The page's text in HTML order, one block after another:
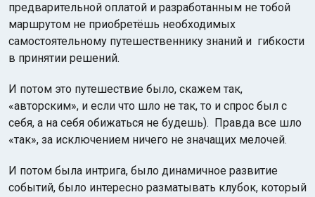
предварительной оплатой и разработанным не тобой
маршрутом не приобретёшь необходимых
самостоятельному путешественнику знаний и гибкости
в принятии решений.
И потом это путешествие было, скажем так,
«авторским», и если что шло не так, то и спрос был с
себя, а на себя обижаться не будешь). Правда все шло
«так», за исключением ничего не значащих мелочей.
И потом была интрига, было динамичное развитие
событий, было интересно разматывать клубок, который